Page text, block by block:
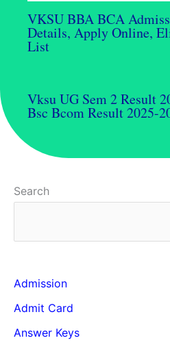
VKSU BBA BCA
Details, Apply Online,
List
Vksu UG Sem 2 Result
Bsc Bcom Result 2025-
Search
Admission
Admit Card
Answer Keys